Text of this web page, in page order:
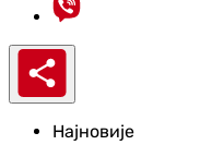
Најновије